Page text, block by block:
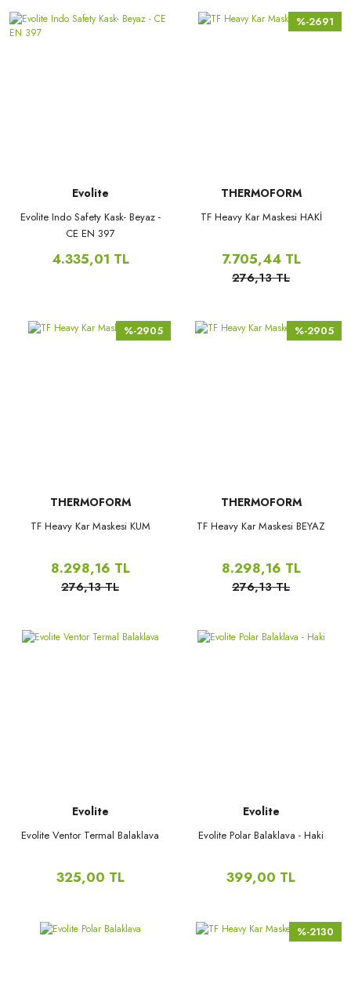
Evolite
Evolite Indo Safety Kask- Beyaz -
CE EN 397
4.335,01 TL
%-2691
THERMOFORM
TF Heavy Kar Maskesi HAKİ
7.705,44 TL
276,13 TL
%-2905
THERMOFORM
TF Heavy Kar Maskesi KUM
8.298,16 TL
276,13 TL
%-2905
THERMOFORM
TF Heavy Kar Maskesi BEYAZ
8.298,16 TL
276,13 TL
Evolite
Evolite Ventor Termal Balaklava
325,00 TL
Evolite
Evolite Polar Balaklava - Haki
399,00 TL
%-2130